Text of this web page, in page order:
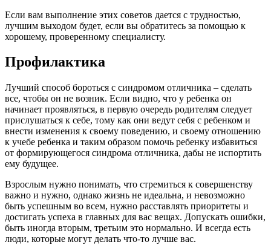
Если вам выполнение этих советов дается с трудностью,
лучшим выходом будет, если вы обратитесь за помощью к
хорошему, проверенному специалисту.
Профилактика
Лучший способ бороться с синдромом отличника – сделать
все, чтобы он не возник. Если видно, что у ребенка он
начинает проявляться, в первую очередь родителям следует
прислушаться к себе, тому как они ведут себя с ребенком и
внести изменения к своему поведению, и своему отношению
к учебе ребенка и таким образом помочь ребенку избавиться
от формирующегося синдрома отличника, дабы не испортить
ему будущее.
Взрослым нужно понимать, что стремиться к совершенству
важно и нужно, однако жизнь не идеальна, и невозможно
быть успешным во всем, нужно расставлять приоритеты и
достигать успеха в главных для вас вещах. Допускать ошибки,
быть иногда вторым, третьим это нормально. И всегда есть
люди, которые могут делать что-то лучше вас.